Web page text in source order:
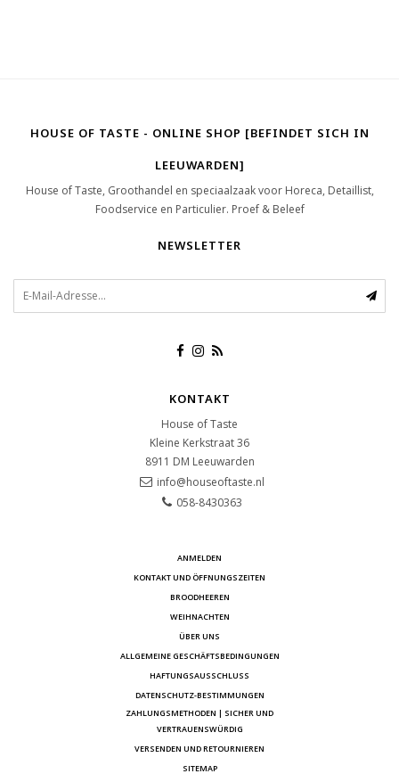
HOUSE OF TASTE - ONLINE SHOP [BEFINDET SICH IN
LEEUWARDEN]
House of Taste, Groothandel en speciaalzaak voor Horeca, Detaillist,
Foodservice en Particulier. Proef & Beleef
NEWSLETTER
KONTAKT
House of Taste
Kleine Kerkstraat 36
8911 DM Leeuwarden
info@houseoftaste.nl
058-8430363
ANMELDEN
KONTAKT UND ÖFFNUNGSZEITEN
BROODHEEREN
WEIHNACHTEN
ÜBER UNS
ALLGEMEINE GESCHÄFTSBEDINGUNGEN
HAFTUNGSAUSSCHLUSS
DATENSCHUTZ-BESTIMMUNGEN
ZAHLUNGSMETHODEN | SICHER UND
VERTRAUENSWÜRDIG
VERSENDEN UND RETOURNIEREN
SITEMAP